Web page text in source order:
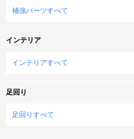
補強パーツすべて
インテリア
インテリアすべて
足回り
足回りすべて